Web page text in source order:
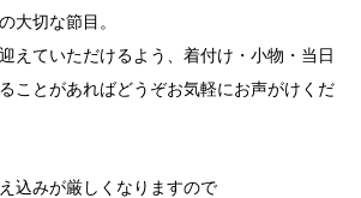
大切な節目。
えていただけるよう、着付け・小物・当日
ことがあればどうぞお気軽にお声がけくだ
込みが厳しくなりますので